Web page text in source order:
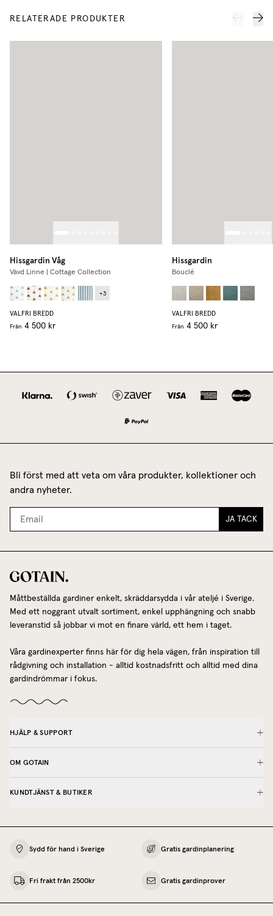
RELATERADE PRODUKTER
Hissgardin Våg
Vävd Linne | Cottage Collection
+3
VALFRI BREDD
Från 4 500 kr
Hissgardin
Bouclé
VALFRI BREDD
Från 4 500 kr
Bli först med att veta om våra produkter, kollektioner och
andra nyheter.
JA TACK
Måttbeställda gardiner enkelt, skräddarsydda i vår ateljé i Sverige.
Med ett noggrant utvalt sortiment, enkel upphängning och snabb
leveranstid så jobbar vi mot en finare värld, ett hem i taget.
Våra gardinexperter finns här för dig hela vägen, från inspiration till
rådgivning och installation - alltid kostnadsfritt och alltid med dina
gardindrömmar i fokus.
HJÄLP & SUPPORT
OM GOTAIN
KUNDTJÄNST & BUTIKER
Sydd för hand i Sverige Gratis gardinplanering
Fri frakt från 2500kr Gratis gardinprover